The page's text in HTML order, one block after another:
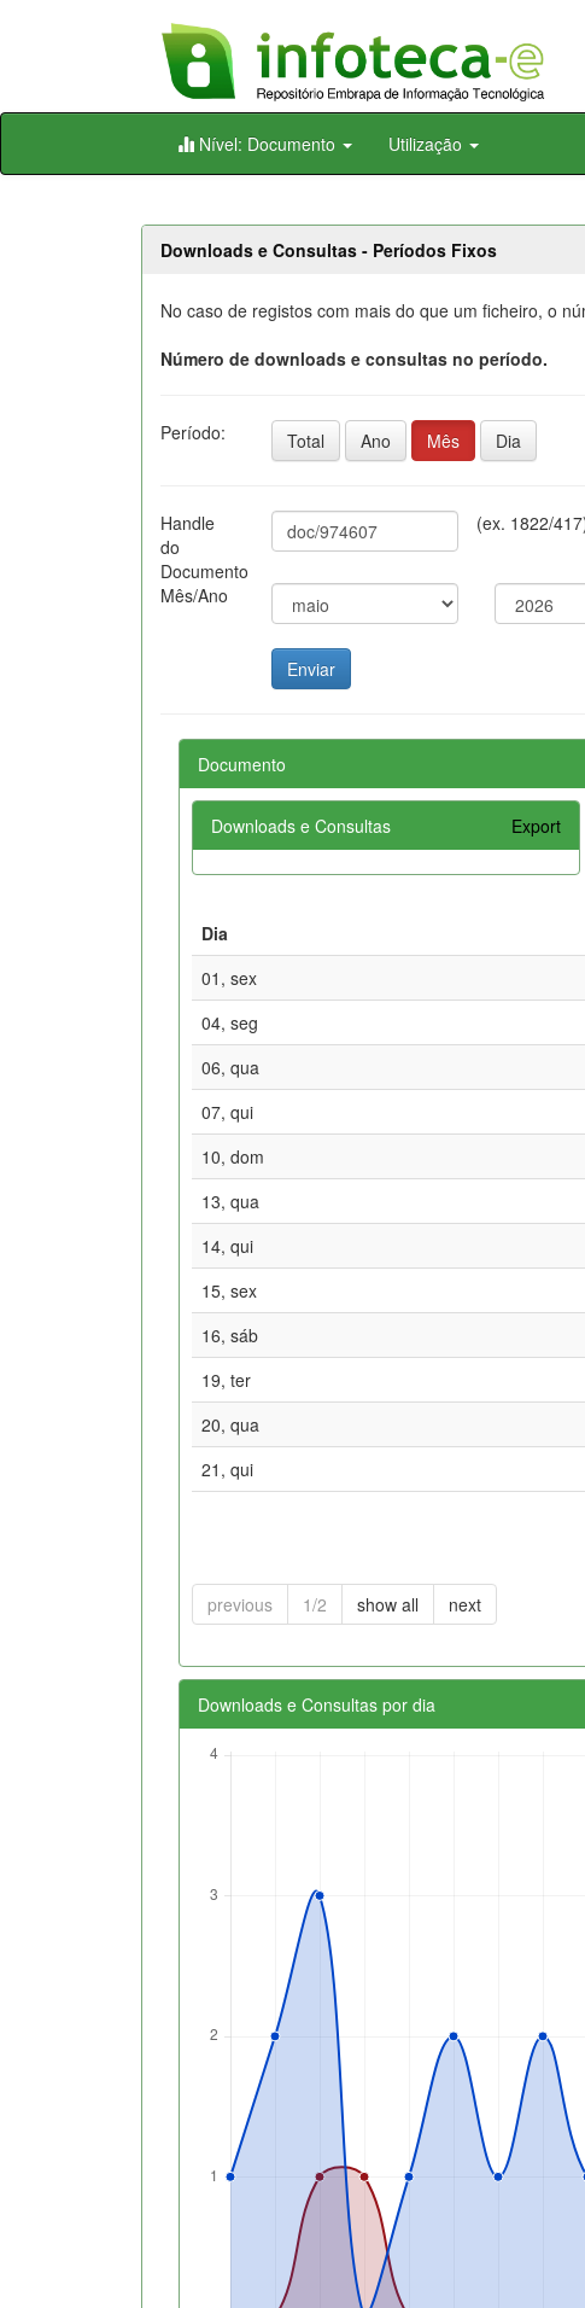
Skip
Nível: Documento Utilização
Downloads e Consultas - Períodos Fixos
No caso de registos com mais do que um ficheiro, o
Número de downloads e consultas no período.
Período: Total Ano Mês Dia
Handle
do
Documento
(ex. 1822/
Mês/Ano
Documento
Downloads e Consultas Export
Dia
01, sex
04, seg
06, qua
07, qui
10, dom
13, qua
14, qui
15, sex
16, sáb
19, ter
20, qua
21, qui
previous 1/2 show all next
Downloads e Consultas por dia